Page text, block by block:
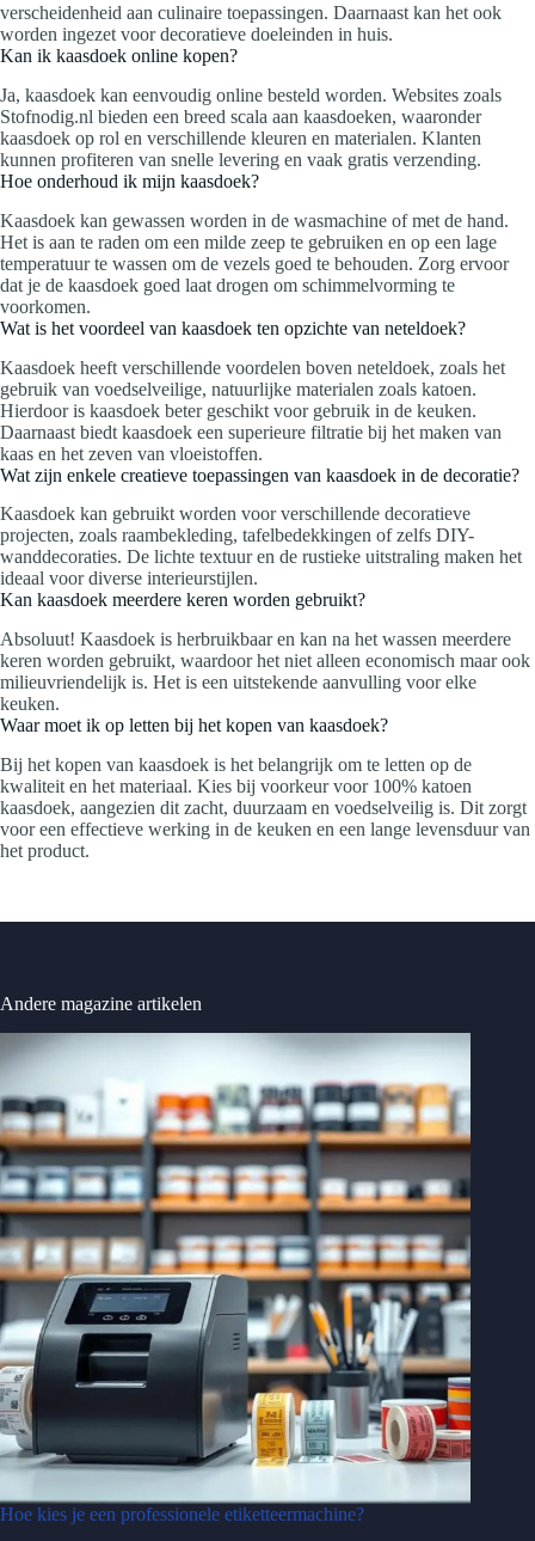
verscheidenheid aan culinaire toepassingen. Daarnaast kan het ook
worden ingezet voor decoratieve doeleinden in huis.
Kan ik kaasdoek online kopen?
Ja, kaasdoek kan eenvoudig online besteld worden. Websites zoals
Stofnodig.nl bieden een breed scala aan kaasdoeken, waaronder
kaasdoek op rol en verschillende kleuren en materialen. Klanten
kunnen profiteren van snelle levering en vaak gratis verzending.
Hoe onderhoud ik mijn kaasdoek?
Kaasdoek kan gewassen worden in de wasmachine of met de hand.
Het is aan te raden om een milde zeep te gebruiken en op een lage
temperatuur te wassen om de vezels goed te behouden. Zorg ervoor
dat je de kaasdoek goed laat drogen om schimmelvorming te
voorkomen.
Wat is het voordeel van kaasdoek ten opzichte van neteldoek?
Kaasdoek heeft verschillende voordelen boven neteldoek, zoals het
gebruik van voedselveilige, natuurlijke materialen zoals katoen.
Hierdoor is kaasdoek beter geschikt voor gebruik in de keuken.
Daarnaast biedt kaasdoek een superieure filtratie bij het maken van
kaas en het zeven van vloeistoffen.
Wat zijn enkele creatieve toepassingen van kaasdoek in de decoratie?
Kaasdoek kan gebruikt worden voor verschillende decoratieve
projecten, zoals raambekleding, tafelbedekkingen of zelfs DIY-
wanddecoraties. De lichte textuur en de rustieke uitstraling maken het
ideaal voor diverse interieurstijlen.
Kan kaasdoek meerdere keren worden gebruikt?
Absoluut! Kaasdoek is herbruikbaar en kan na het wassen meerdere
keren worden gebruikt, waardoor het niet alleen economisch maar ook
milieuvriendelijk is. Het is een uitstekende aanvulling voor elke
keuken.
Waar moet ik op letten bij het kopen van kaasdoek?
Bij het kopen van kaasdoek is het belangrijk om te letten op de
kwaliteit en het materiaal. Kies bij voorkeur voor 100% katoen
kaasdoek, aangezien dit zacht, duurzaam en voedselveilig is. Dit zorgt
voor een effectieve werking in de keuken en een lange levensduur van
het product.
Andere magazine artikelen
Hoe kies je een professionele etiketteermachine?